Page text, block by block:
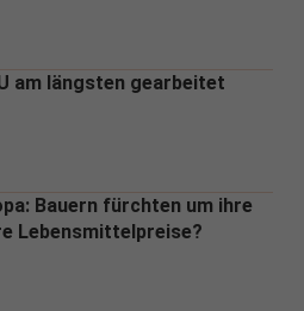
am längsten gearbeitet
Bauern fürchten um ihre
Lebensmittelpreise?